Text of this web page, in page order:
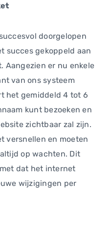
doorgelopen
succes gekoppeld aan
Aangezien er nu enkele
van ons systeem
het gemiddeld 4 tot 6
kunt bezoeken en
zichtbaar zal zijn.
versnellen en moeten
op wachten. Dit
dat het internet
wijzigingen per